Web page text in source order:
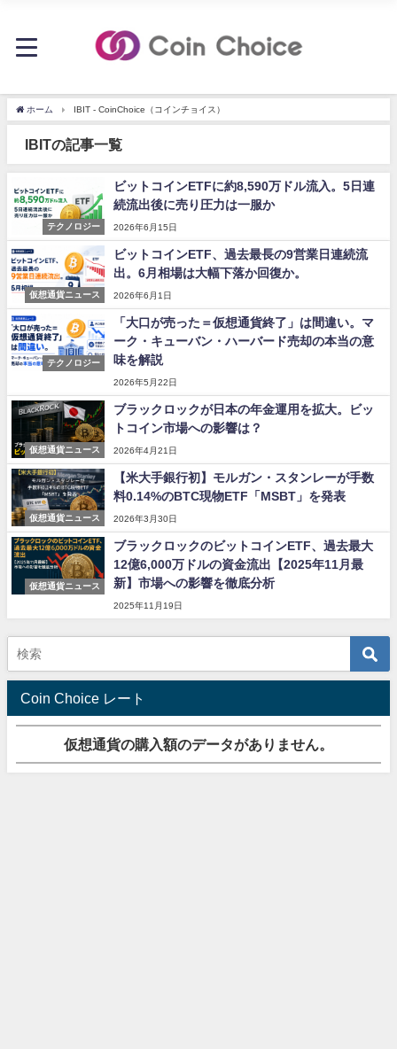
ホーム IBIT - CoinChoice（コインチョイス）
IBITの記事一覧
テクノロジー
ビットコインETFに約8,590万ドル流入。5日連
続流出後に売り圧力は一服か
2026年6月15日
仮想通貨ニュース
ビットコインETF、過去最長の9営業日連続流
出。6月相場は大幅下落か回復か。
2026年6月1日
テクノロジー
「大口が売った＝仮想通貨終了」は間違い。マ
ーク・キューバン・ハーバード売却の本当の意
味を解説
2026年5月22日
仮想通貨ニュース
ブラックロックが日本の年金運用を拡大。ビッ
トコイン市場への影響は？
2026年4月21日
仮想通貨ニュース
【米大手銀行初】モルガン・スタンレーが手数
料0.14%のBTC現物ETF「MSBT」を発表
2026年3月30日
仮想通貨ニュース
ブラックロックのビットコインETF、過去最大
12億6,000万ドルの資金流出【2025年11月最
新】市場への影響を徹底分析
2025年11月19日
Coin Choice レート
仮想通貨の購入額のデータがありません。